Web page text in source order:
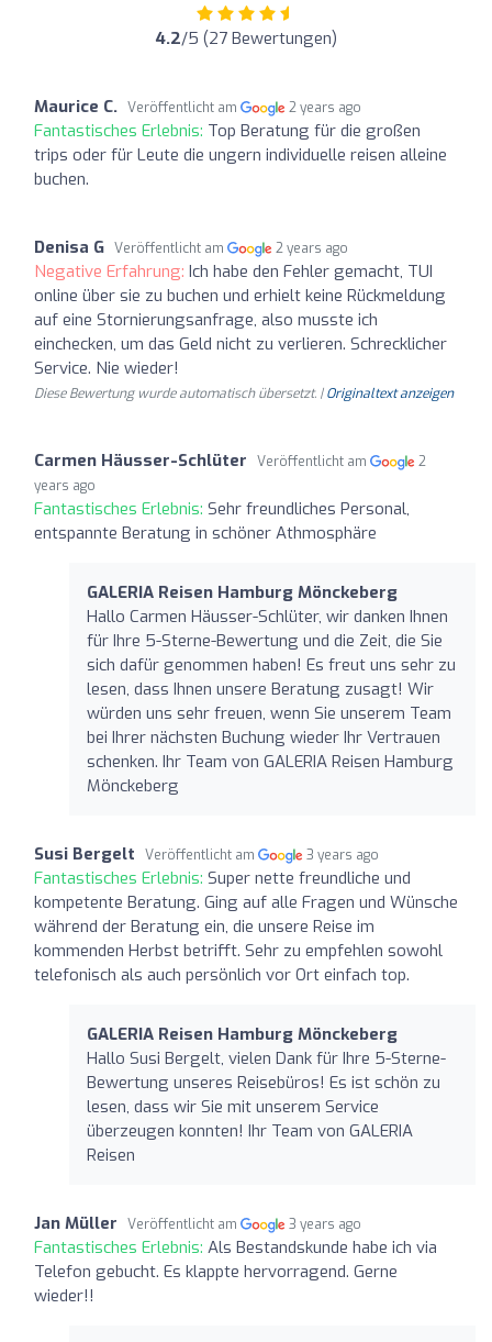
4.2/5 (27 Bewertungen)
Maurice C. Veröffentlicht am 2 years ago
Fantastisches Erlebnis: Top Beratung für die großen
trips oder für Leute die ungern individuelle reisen alleine
buchen.
Denisa G Veröffentlicht am 2 years ago
Negative Erfahrung: Ich habe den Fehler gemacht, TUI
online über sie zu buchen und erhielt keine Rückmeldung
auf eine Stornierungsanfrage, also musste ich
einchecken, um das Geld nicht zu verlieren. Schrecklicher
Service. Nie wieder!
Diese Bewertung wurde automatisch übersetzt. |Originaltext anzeigen
Carmen Häusser-Schlüter Veröffentlicht am
2
years ago
Fantastisches Erlebnis: Sehr freundliches Personal,
entspannte Beratung in schöner Athmosphäre
GALERIA Reisen Hamburg Mönckeberg
Hallo Carmen Häusser-Schlüter, wir danken Ihnen
für Ihre 5-Sterne-Bewertung und die Zeit, die Sie
sich dafür genommen haben! Es freut uns sehr zu
lesen, dass Ihnen unsere Beratung zusagt! Wir
würden uns sehr freuen, wenn Sie unserem Team
bei Ihrer nächsten Buchung wieder Ihr Vertrauen
schenken. Ihr Team von GALERIA Reisen Hamburg
Mönckeberg
Susi Bergelt Veröffentlicht am 3 years ago
Fantastisches Erlebnis: Super nette freundliche und
kompetente Beratung. Ging auf alle Fragen und Wünsche
während der Beratung ein, die unsere Reise im
kommenden Herbst betrifft. Sehr zu empfehlen sowohl
telefonisch als auch persönlich vor Ort einfach top.
GALERIA Reisen Hamburg Mönckeberg
Hallo Susi Bergelt, vielen Dank für Ihre 5-Sterne-
Bewertung unseres Reisebüros! Es ist schön zu
lesen, dass wir Sie mit unserem Service
überzeugen konnten! Ihr Team von GALERIA
Reisen
Jan Müller Veröffentlicht am 3 years ago
Fantastisches Erlebnis: Als Bestandskunde habe ich via
Telefon gebucht. Es klappte hervorragend. Gerne
wieder!!